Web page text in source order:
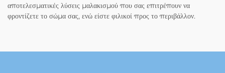
αποτελεσματικές λύσεις μαλακισμού που σας επιτρέπουν να
φροντίζετε το σώμα σας, ενώ είστε φιλικοί προς το περιβάλλον.